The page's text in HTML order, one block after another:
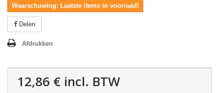
Waarschuwing: Laatste items in voorraad!
Delen
Afdrukken
12,86 € incl. BTW